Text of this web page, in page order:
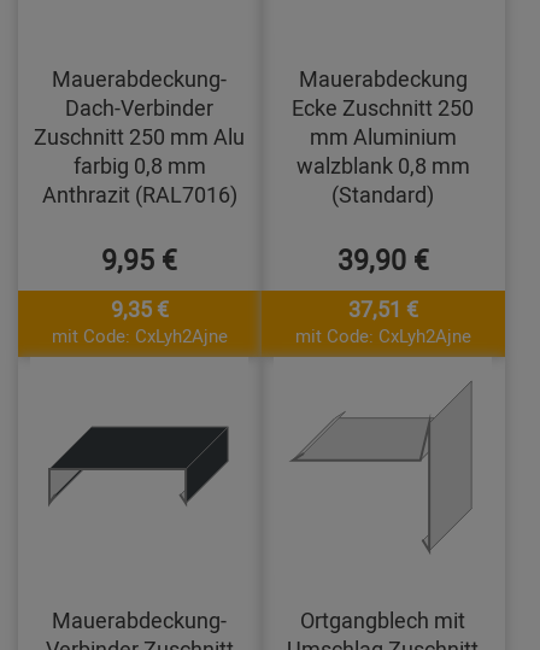
Mauerabdeckung-
Dach-Verbinder
Zuschnitt 250 mm Alu
farbig 0,8 mm
Anthrazit (RAL7016)
9,95 €
9,35 €
mit Code: CxLyh2Ajne
Mauerabdeckung
Ecke Zuschnitt 250
mm Aluminium
walzblank 0,8 mm
(Standard)
39,90 €
37,51 €
mit Code: CxLyh2Ajne
Mauerabdeckung-
Ortgangblech mit